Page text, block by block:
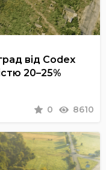
від Codex
20–25%
0 8610